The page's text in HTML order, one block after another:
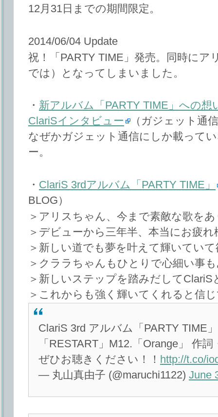
12月31日までの期間限定。
2014/06/04 Update
祝！「PARTY TIME」発売。同時にア
では）となってしまいました。
・ 新アルバム「PARTY TIME」への
ClariSインタビュー
（ガジェット通
なぜかガジェット通信にしか載って
ー。
・ ClariS 3rdアルバム「PARTY TIME」
BLOG）
＞アリスちゃん、今まで素敵な歌を
＞デビューから三年半、本当にお疲
＞新しい道でも夢を叶えて輝いてい
＞クララちゃんもひとりで心細い事
＞新しいステップを踏みだしてClariS
＞これからも強く輝いてくれると信
ClariS 3rd アルバム「PARTY TIME
「RESTART」M12.「Orange」 作
ぜひお聴きください！！ http://t.co/
— 丸山真由子 (@maruchi1122) June